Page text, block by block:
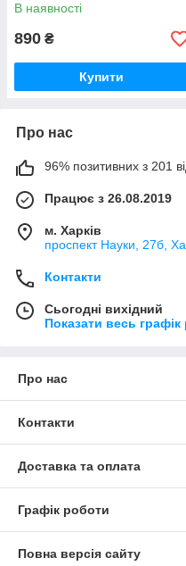
В наявності
890 ₴
Купити
Про нас
96% позитивних з 201
Працює з 26.08.2019
м. Харків
проспект Науки, 27б,
Контакти
Сьогодні вихідний
Показати весь графік
Про нас
Контакти
Доставка та оплата
Графік роботи
Повна версія сайту